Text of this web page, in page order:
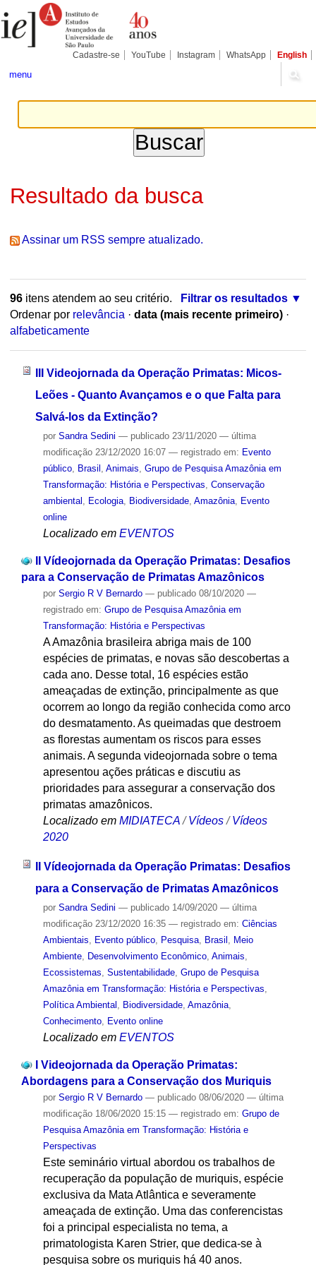
para
conteúdo.
Pessoais
Cadastre-se YouTube Instagram WhatsApp English
menu
Resultado da busca
Assinar um RSS sempre atualizado.
96itens atendem ao seu critério.
Filtrar os resultados
Ordenar por relevância · data (mais recente primeiro) ·
alfabeticamente
III Videojornada da Operação Primatas: Micos-
Leões - Quanto Avançamos e o que Falta para
Salvá-los da Extinção?
por Sandra Sedini — publicado23/11/2020 — última
modificação23/12/2020 16:07 — registrado em: Evento
público, Brasil Animais Grupo de Pesquisa Amazônia em
Transformação: História e Perspectivas Conservação
ambiental
Ecologia, Biodiversidade, Amazônia,
Evento
online
Localizado em EVENTOS
II Vídeojornada da Operação Primatas: Desafios
para a Conservação de Primatas Amazônicos
por Sergio R V Bernardo — publicado08/10/2020 —
registrado em: Grupo de Pesquisa Amazônia em
Transformação: História e Perspectivas
A Amazônia brasileira abriga mais de 100
espécies de primatas, e novas são descobertas a
cada ano. Desse total, 16 espécies estão
ameaçadas de extinção, principalmente as que
ocorrem ao longo da região conhecida como arco
do desmatamento. As queimadas que destroem
as florestas aumentam os riscos para esses
animais. A segunda videojornada sobre o tema
apresentou ações práticas e discutiu as
prioridades para assegurar a conservação dos
primatas amazônicos.
Localizado em MIDIATECA /Vídeos /Vídeos
2020
II Vídeojornada da Operação Primatas: Desafios
para a Conservação de Primatas Amazônicos
por Sandra Sedini — publicado14/09/2020 — última
modificação23/12/2020 16:35 — registrado em: Ciências
Ambientais, Evento público, Pesquisa, Brasil , Meio
Ambiente, Desenvolvimento Econômico, Animais,
Ecossistemas, Sustentabilidade, Grupo de Pesquisa
Amazônia em Transformação: História e Perspectivas,
Política Ambiental , Biodiversidade, Amazônia,
Conhecimento, Evento online
Localizado em EVENTOS
I Videojornada da Operação Primatas:
Abordagens para a Conservação dos Muriquis
por Sergio R V Bernardo — publicado08/06/2020 — última
modificação18/06/2020 15:15 — registrado em: Grupo de
Pesquisa Amazônia em Transformação: História e
Perspectivas
Este seminário virtual abordou os trabalhos de
recuperação da população de muriquis, espécie
exclusiva da Mata Atlântica e severamente
ameaçada de extinção. Uma das conferencistas
foi a principal especialista no tema, a
primatologista Karen Strier, que dedica-se à
pesquisa sobre os muriquis há 40 anos.